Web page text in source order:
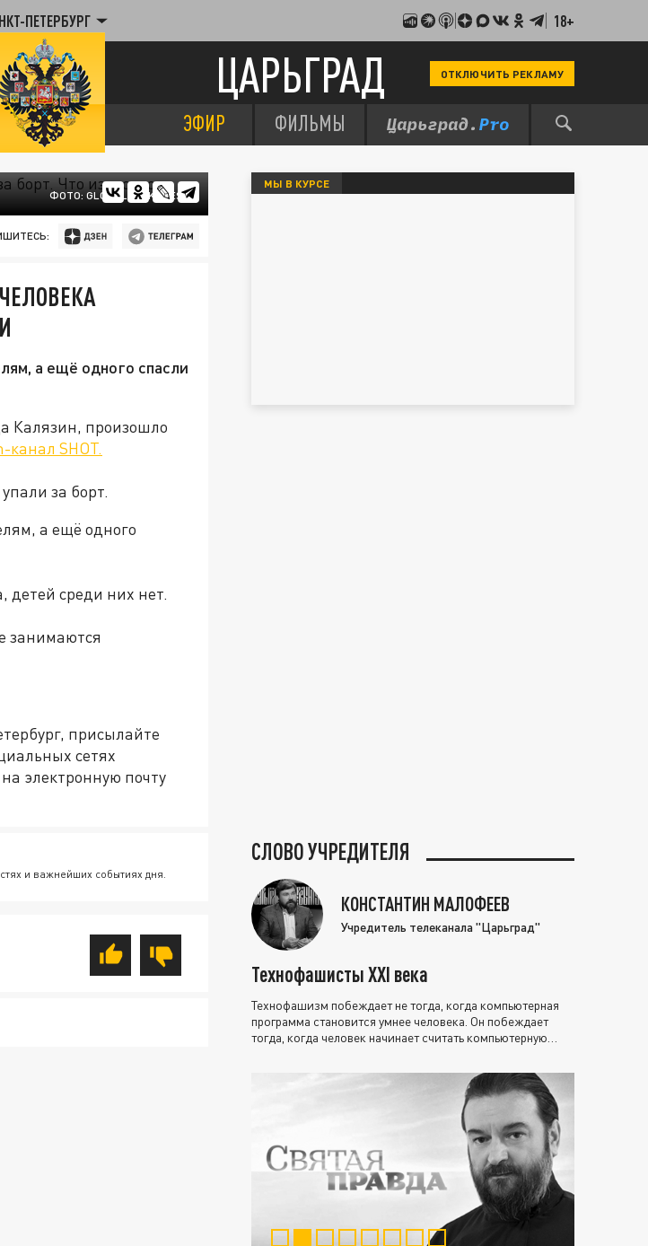
ПЕТЕРБУРГ 18+
ЦАРЬГРАД ОТКЛЮЧИТЬ РЕКЛАМУ
ЭФИР ФИЛЬМЫ
ФОТО: GLOBALLOOKPRESS
а ещё одного спасли
Калязин, произошло
канал SHOT.
за борт.
а ещё одного
среди них нет.
занимаются
присылайте
сетях
электронную почту
и важнейших событиях дня.
МЫ В КУРСЕ
СЛОВО УЧРЕДИТЕЛЯ
КОНСТАНТИН МАЛОФЕЕВ
Учредитель телеканала "Царьград"
Технофашисты XXI века
Технофашизм побеждает не тогда, когда компьютерная
программа становится умнее человека. Он побеждает
тогда, когда человек начинает считать компьютерную